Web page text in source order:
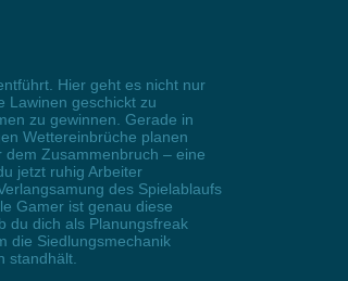
Hier geht es nicht nur
Lawinen geschickt zu
zu gewinnen. Gerade in
Wettereinbrüche planen
Zusammenbruch – eine
jetzt ruhig Arbeiter
des Spielablaufs
Gamer ist genau diese
du dich als Planungsfreak
die Siedlungsmechanik
standhält.